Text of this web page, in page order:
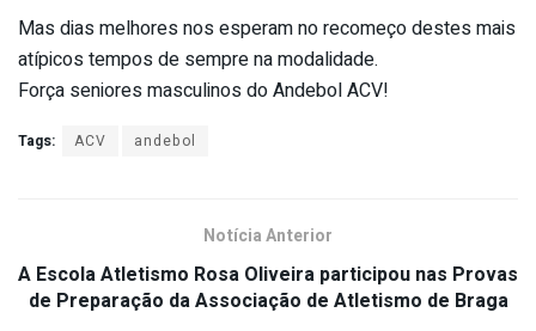
Mas dias melhores nos esperam no recomeço destes mais
atípicos tempos de sempre na modalidade.
Força seniores masculinos do Andebol ACV!
Tags: ACV andebol
Notícia Anterior
A Escola Atletismo Rosa Oliveira participou nas Provas
de Preparação da Associação de Atletismo de Braga